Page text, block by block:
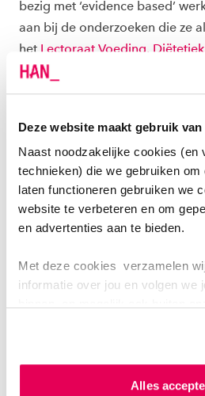
Deze website maakt gebruik
Naast noodzakelijke cookies (en
technieken) die we gebruiken
laten functioneren gebruiken we
website te verbeteren en om
en advertenties aan te bieden.
Met deze cookies verzamelen
informatie over jou en volgen we
website en communicatie aan
van jouw internetgedrag.
Alles
bezig met ‘evidence based’
aan bij de onderzoeken die ze
het Lectoraat Voeding,
HAN verricht. Bijvoorbeeld met
bacheloropleiding Voeding en
verbind met de combinatie WUR
wetenschap aan de praktijk. Dat
omdat het nuttig voor mij en
onderzoeksprojectenis, ik doe
diëtisten en hun praktijk.
Wen er maar aan:
schuift op van de
zorglandschap in